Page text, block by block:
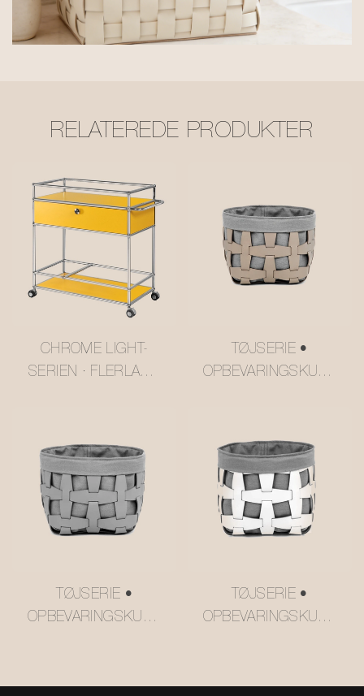
RELATEREDE PRODUKTER
CHROME LIGHT-
SERIEN · FLERLAGS
#MSR2408016
TØJSERIE •
OPBEVARINGSKURV
TØJSERIE •
OPBEVARINGSKURV
TØJSERIE •
OPBEVARINGSKURV